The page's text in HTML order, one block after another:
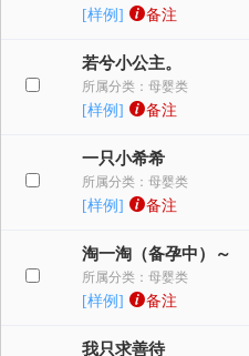
[样例] 备注
若兮小公主。
所属分类：母婴类
[样例] 备注
一只小希希
所属分类：母婴类
[样例] 备注
淘一淘（备孕中）～
所属分类：母婴类
[样例] 备注
我只求善待